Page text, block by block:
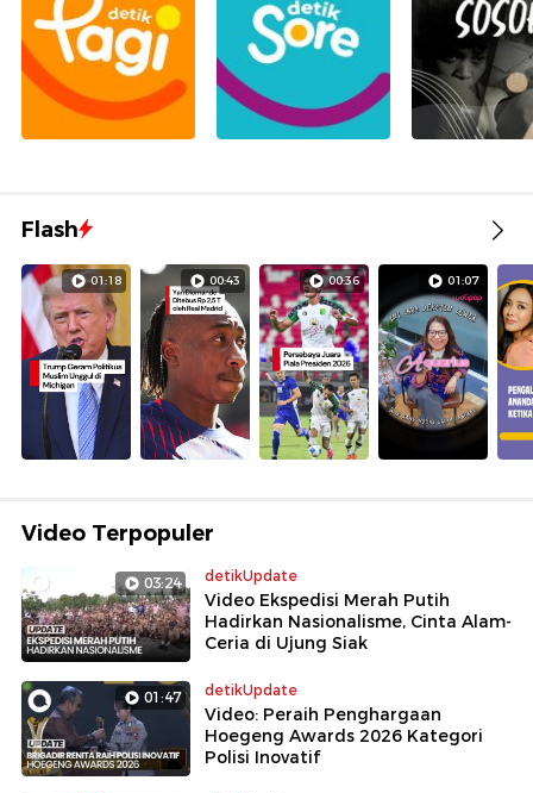
Flash
01:18 00:43 00:36 01:07
Video Terpopuler
03:24 detikUpdate
Video Ekspedisi Merah Putih
Hadirkan Nasionalisme, Cinta Alam-
Ceria di Ujung Siak
01:47 detikUpdate
Video: Peraih Penghargaan
Hoegeng Awards 2026 Kategori
Polisi Inovatif